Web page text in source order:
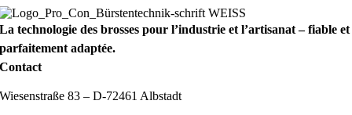
La technologie des brosses pour l’industrie et l’artisanat – fiable et
parfaitement adaptée.
Contact
Wiesenstraße 83 – D-72461 Albstadt